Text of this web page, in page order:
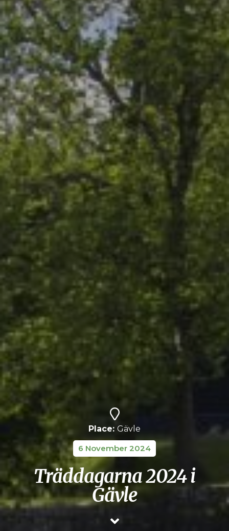
Place: Gävle
6 November 2024
Träddagarna 2024 i
Gävle